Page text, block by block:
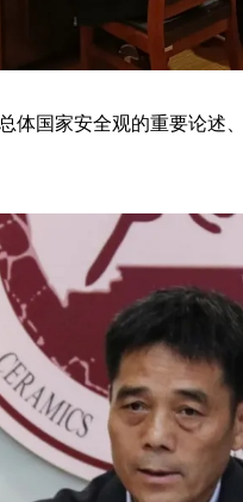
体国家安全观的重要论述